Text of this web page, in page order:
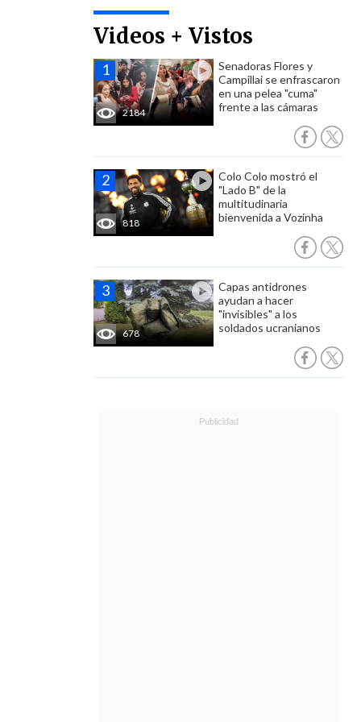
Videos + Vistos
2184
Senadoras Flores y
Campillai se enfrascaron
en una pelea "cuma"
frente a las cámaras
818
Colo Colo mostró el
"Lado B" de la
multitudinaria
bienvenida a Vozinha
678
Capas antidrones
ayudan a hacer
"invisibles" a los
soldados ucranianos